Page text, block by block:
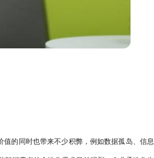
的同时也带来不少积弊，例如数据孤岛、信息